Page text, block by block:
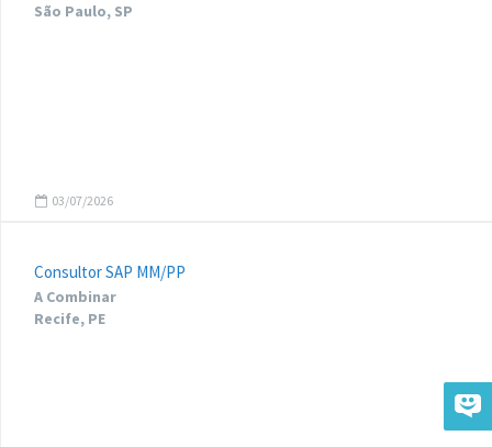
São Paulo, SP
03/07/2026
Consultor SAP MM/PP
A Combinar
Recife, PE